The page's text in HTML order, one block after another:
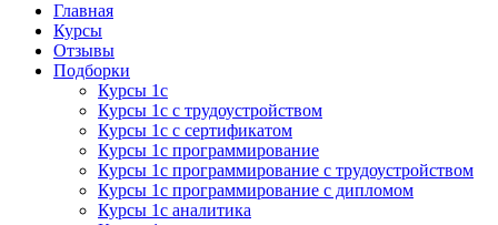
Курсы 1С
Курсы 1С официальная сертификация
Главная
Курсы
Отзывы
Подборки
Курсы 1с
Курсы 1с с трудоустройством
Курсы 1с с сертификатом
Курсы 1с программирование
Курсы 1с программирование с трудоустройством
Курсы 1с программирование с дипломом
Курсы 1с аналитика